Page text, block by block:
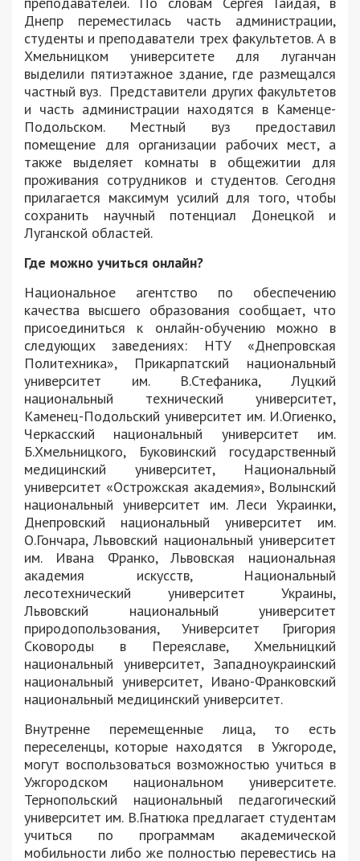
Днепр переместилась часть администрации,
студенты и преподаватели трех факультетов. А в
Хмельницком университете для луганчан
выделили пятиэтажное здание, где размещался
частный вуз. Представители других факультетов
и часть администрации находятся в Каменце-
Подольском. Местный вуз предоставил
помещение для организации рабочих мест, а
также выделяет комнаты в общежитии для
проживания сотрудников и студентов. Сегодня
прилагается максимум усилий для того, чтобы
сохранить научный потенциал Донецкой и
Луганской областей.
Где можно учиться онлайн?
Национальное агентство по обеспечению
качества высшего образования сообщает, что
присоединиться к онлайн-обучению можно в
следующих заведениях: НТУ «Днепровская
Политехника», Прикарпатский национальный
университет им. В.Стефаника, Луцкий
национальный технический университет,
Каменец-Подольский университет им. И.Огиенко,
Черкасский национальный университет им.
Б.Хмельницкого, Буковинский государственный
медицинский университет, Национальный
университет «Острожская академия», Волынский
национальный университет им. Леси Украинки,
Днепровский национальный университет им.
О.Гончара, Львовский национальный университет
им. Ивана Франко, Львовская национальная
академия искусств, Национальный
лесотехнический университет Украины,
Львовский национальный университет
природопользования, Университет Григория
Сковороды в Переяславе, Хмельницкий
национальный университет, Западноукраинский
национальный университет, Ивано-Франковский
национальный медицинский университет.
Внутренне перемещенные лица, то есть
переселенцы, которые находятся в Ужгороде,
могут воспользоваться возможностью учиться в
Ужгородском национальном университете.
Тернопольский национальный педагогический
университет им. В.Гнатюка предлагает студентам
учиться по программам академической
мобильности либо же полностью перевестись на